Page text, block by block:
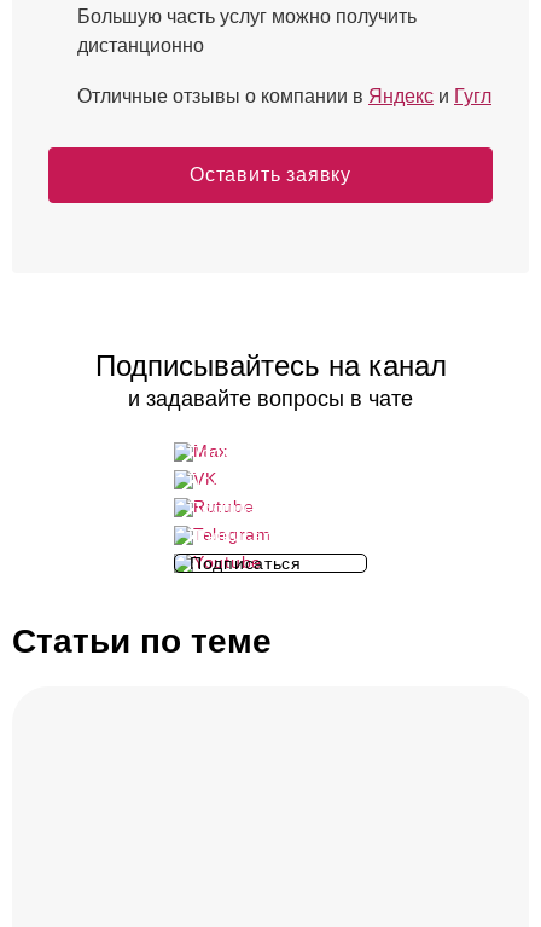
Большую часть услуг можно получить
дистанционно
Отличные отзывы о компании в Яндекс и Гугл
Оставить заявку
Подписывайтесь на канал
и задавайте вопросы в чате
Подписаться
Подписаться
Подписаться
Подписаться
Подписаться
Статьи по теме